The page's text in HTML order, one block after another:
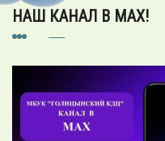
НАШ КАНАЛ В MAX!